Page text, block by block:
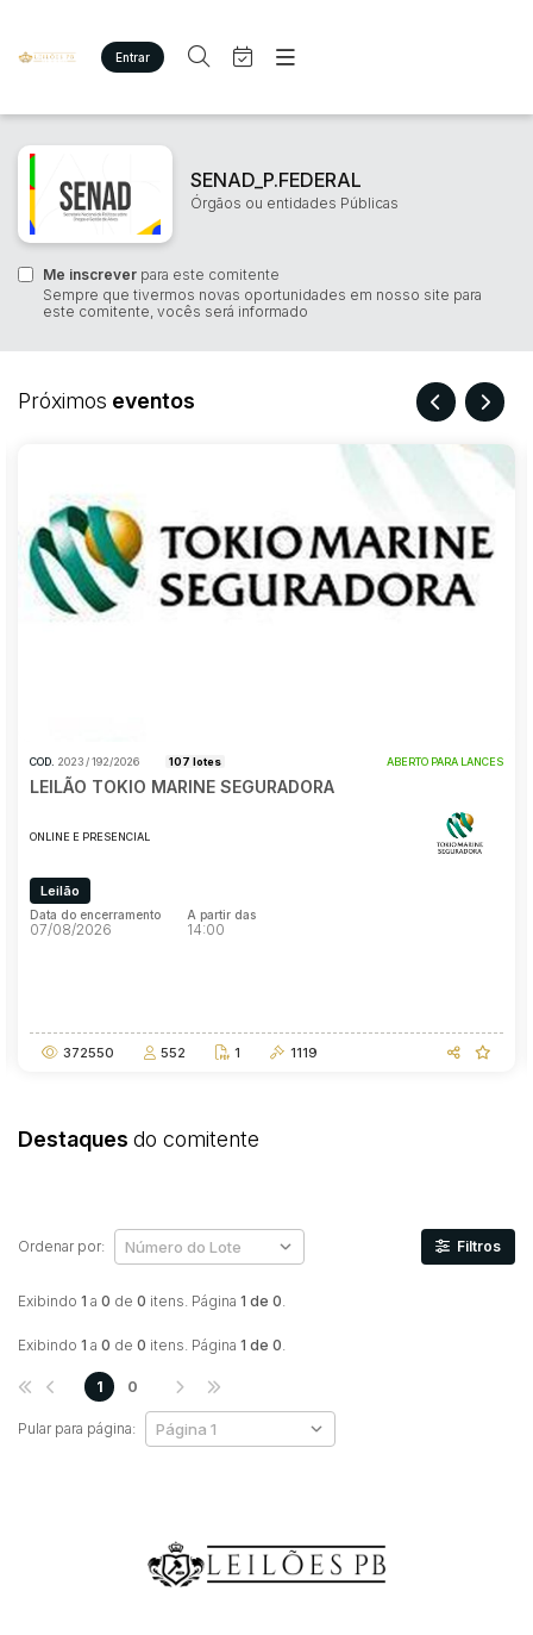
Entrar
Criar conta Entrar
Site
Quem Somos
Busca por categoria
Imóveis
Carros
Utilitário
Busca por palavra-chave
Categoria
Estados Cidade
R$ até R$
Pesquisar
Home
Quem Somos
Eventos
SENAD_P.FEDERAL
Órgãos ou entidades Públicas
Me inscrever para este comitente
Sempre que tivermos novas oportunidades em nosso site para
este comitente, vocês será informado
Próximos eventos
COD. 2023 / 192/2026 107 lotes ABERTO PARA LANCES
LEILÃO TOKIO MARINE SEGURADORA
ONLINE E PRESENCIAL
Leilão
Data do encerramento
07/08/2026
A partir das
14:00
372550 552 1 1119
Destaques do comitente
Exibindo 1 a 0 de 0 itens. Página 1 de 0.
Ordenar por: Filtros
Exibindo 1 a 0 de 0 itens. Página 1 de 0.
Pular para página:
1 0